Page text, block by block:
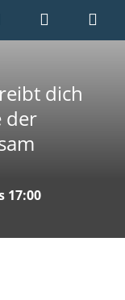
dich
der
17:00